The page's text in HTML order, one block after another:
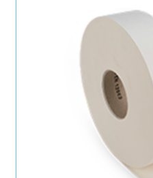
Termini e condizioni d’uso